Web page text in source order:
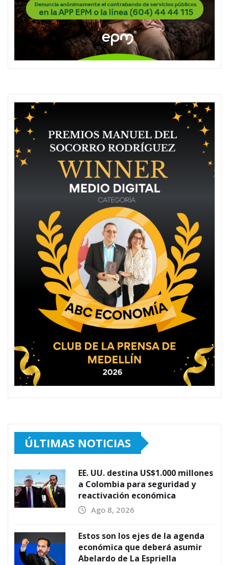
ÚLTIMAS NOTICIAS
EE. UU. destina US$1.000 millones
a Colombia para seguridad y
reactivación económica
Ago 8, 2026
Estos son los ejes de la agenda
económica que deberá asumir
Abelardo de La Espriella